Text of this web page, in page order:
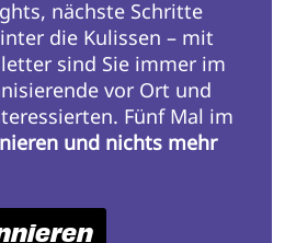
nächste Schritte
die Kulissen – mit
sind Sie immer im
vor Ort und
Fünf Mal im
und nichts mehr